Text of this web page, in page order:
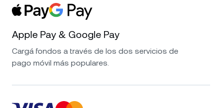
Apple Pay & Google Pay
Cargá fondos a través de los dos servicios de
pago móvil más populares.